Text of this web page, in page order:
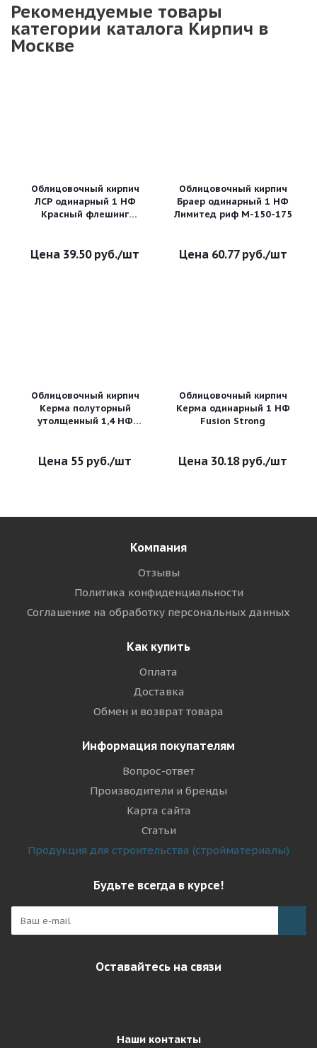
Рекомендуемые товары
категории каталога Кирпич в
Москве
Облицовочный кирпич
ЛСР одинарный 1 НФ
Красный флешинг
39.50руб./шт
Облицовочный кирпич
Браер одинарный 1 НФ
Лимитед риф М-150-175
60.77руб./шт
Облицовочный кирпич
Керма полуторный
утолщенный 1,4 НФ
55 руб./шт
Облицовочный кирпич
Керма одинарный 1 НФ
Fusion Strong
30.18руб./шт
Компания
Отзывы
Политика конфиденциальности
Соглашение на обработку персональных данных
Как купить
Оплата
Доставка
Обмен и возврат товара
Информация покупателям
Вопрос-ответ
Производители и бренды
Карта сайта
Статьи
Продукция для строительства (стройматериалы)
Будьте всегда в курсе!
Оставайтесь на связи
Наши контакты